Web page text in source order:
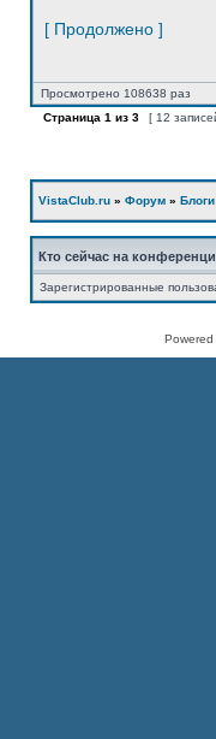
[ Продолжено ]
Просмотрено 108638 раз
Страница 1 из 3 [ 12
VistaClub.ru » Форум » Блоги
Кто сейчас на
Зарегистрированные